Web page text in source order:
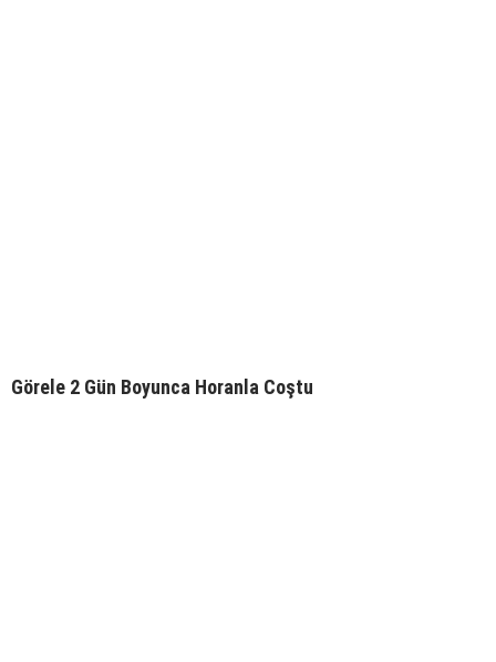
Görele 2 Gün Boyunca Horanla Coştu